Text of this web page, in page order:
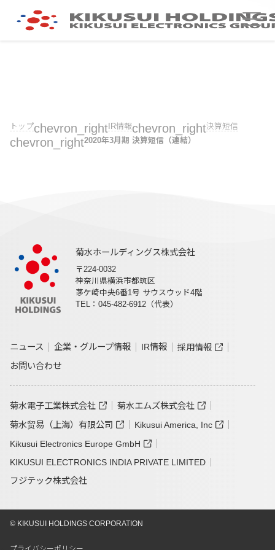
トップchevron_right IR情報chevron_right決算短信
chevron_right2020年3月期 決算短信（連結）
菊水ホールディングス株式会社
〒224-0032
神奈川県横浜市都筑区
茅ケ崎中央6番1号 サウスウッド4階
TEL：045-482-6912（代表）
ニュース 企業・グループ情報 IR情報
採用情報
お問い合わせ
菊水電子工業株式会社
菊水エムズ株式会社
菊水贸易（上海）有限公司
Kikusui America, Inc
Kikusui Electronics Europe GmbH
KIKUSUI ELECTRONICS INDIA PRIVATE LIMITED
フジテック株式会社
© KIKUSUI HOLDINGS CORPORATION